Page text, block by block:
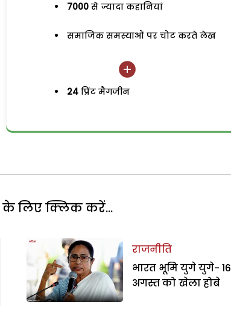
7000 से ज्यादा कहानियां
समाजिक समस्याओं पर चोट करते लेख
24 प्रिंट मैगजीन
लिए क्लिक करें...
राजनीति
भारत भूमि युगे युगे- 16
अगस्त को खेला होबे